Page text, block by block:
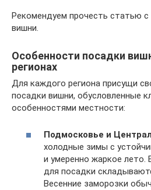
Рекомендуем прочесть статью
вишни.
Особенности посадки
регионах
Для каждого региона присущи
посадки вишни, обусловленные
особенностями местности:
Подмосковье и
холодные зимы с
и умеренно жаркое лето.
для посадки
Весенние заморозки